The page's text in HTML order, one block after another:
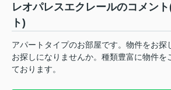
レオパレスエクレールのコメン
ト)
アパートタイプのお部屋です。物件をお探
お探しになりませんか。種類豊富に物件を
ております。